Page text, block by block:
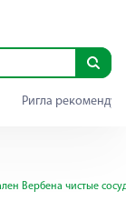
Ригла
Вербена чистые